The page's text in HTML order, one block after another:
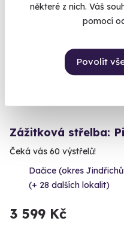
některé z nich. Váš
pomocí
Povolit
Volný termín už 11. 08.
Zážitková střelba:
Čeká vás 60 výstřelů!
Dačice (okres
(+ 28 dalších lokalit)
3 599 Kč